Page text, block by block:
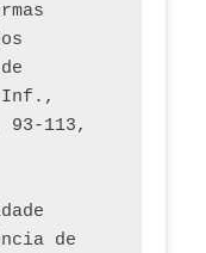
Inf.,
113,
de